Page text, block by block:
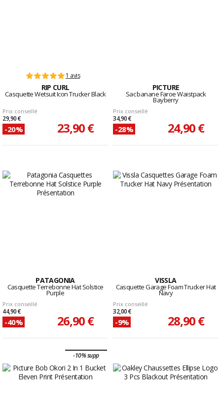
1 avis
RIP CURL
Casquette Wetsuit Icon Trucker Black
Prix conseillé
29,90 €
-20% 23,90 €
PICTURE
Sac banane Faroe Waistpack
Bayberry
Prix conseillé
34,90 €
-28% 24,90 €
PATAGONIA
Casquette Terrebonne Hat Solstice
Purple
Prix conseillé
44,90 €
-40% 26,90 €
VISSLA
Casquette Garage Foam Trucker Hat
Navy
Prix conseillé
32,00 €
-9% 28,90 €
-10% supp